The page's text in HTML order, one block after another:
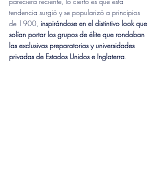
tendencia surgió y se popularizó a principios
de 1900, inspirándose en el distintivo look que
solían portar los grupos de élite que rondaban
las exclusivas preparatorias y universidades
privadas de Estados Unidos e Inglaterra.